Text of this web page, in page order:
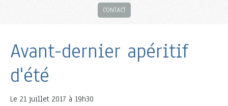
CONTACT
Avant-dernier apéritif
d'été
Le 21 juillet 2017 à 19h30